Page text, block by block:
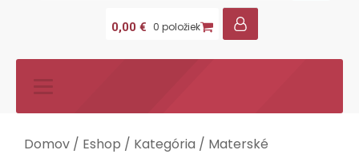
0,00 € 0 položiek
Domov / Eshop / Kategória / Materské